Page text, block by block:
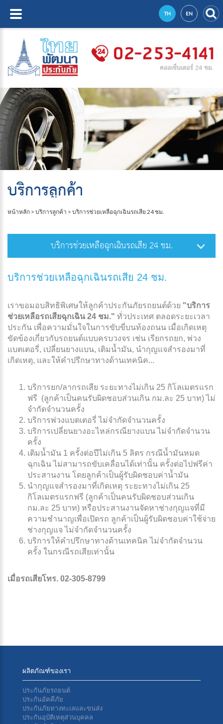
TH EN
บริการลูกค้า
หน้าหลัก > บริการลูกค้า > บริการช่วยเหลือฉุกเฉินรถเสีย 24 ชม.
บริการช่วยเหลือฉุกเฉินรถเสีย 24 ชม.
บริการช่วยเหลือฉุกเฉินรถเสีย 24 ชม.
เราขอมอบสิทธิพิเศษให้ลูกค้าประกันภัยรถยนต์ด้วย "บริการ
ช่วยเหลือรถเสียฉุกเฉิน 24 ชม." ทั่วประเทศ ตลอดระยะเวลา
ประกัน เพื่อความมั่นใจในการขับขี่บนท้องถนน เมื่อเกิดเหตุ
ขัดข้องเกี่ยวกับรถยนต์แบบครบวงจร เช่น เรียกรถยก, พ่วง
แบตเตอรี่, เปลี่ยนยางแบน, เติมน้ำมัน, นำกุญแจสำรองมาที่
เกิดเหตุ, และให้คำปรึกษาทางด้านเทคนิค...
บริการยก/ลากรถเสีย ระยะทางไม่เกิน 25 กิโลเมตรแรก
ฟรี (ลูกค้าเป็นคนรับผิดชอบส่วนเกิน กม.ละ 25 บาท) ไม่
จำกัดจำนวนครั้ง
บริการพ่วงแบตเตอรี่ ไม่จำกัดจำนวนครั้ง
บริการเปลี่ยนยางอะไหล่กรณียางแบน ไม่จำกัดจำนวน
ครั้ง
เติมน้ำมัน 1 ครั้งต่อปีไม่เกิน 5 ลิตร กรณีน้ำมันหมด
ฉุกเฉิน ไม่สามารถขับเคลื่อนได้เท่านั้น ครั้งต่อไปฟรีค่า
ประสานงาน โดยลูกค้าเป็นผู้รับผิดชอบค่าน้ำมัน
นำกุญแจสำรองมาที่เกิดเหตุ ระยะทางไม่เกิน 25
กิโลเมตรแรกฟรี (ลูกค้าเป็นคนรับผิดชอบส่วนเกิน
กม.ละ 25 บาท) หรือประสานงานจัดหาช่างกุญแจที่มี
ความชำนาญเพื่อเปิดรถ ลูกค้าเป็นผู้รับผิดชอบค่าใช้จ่าย
ช่างกุญแจ ไม่จำกัดจำนวนครั้ง
บริการให้คำปรึกษาทางด้านเทคนิค ไม่จำกัดจำนวน
ครั้ง ในกรณีรถเสียเท่านั้น
เมื่อรถเสียโทร. 02-305-8799
ผลิตภัณฑ์ของเรา
ประกันภัยรถยนต์
ประกันอัคคีภัย
ประกันภัยทางทะเลเเละขนส่ง
ประกันอุบัติเหตุส่วนบุคคล